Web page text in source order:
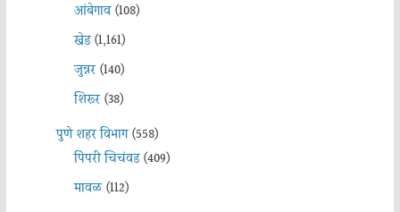
आंबेगाव(108)
खेड(1,161)
जुन्नर(140)
शिरूर(38)
पुणे शहर विभाग(558)
पिंपरी चिचंवड(409)
मावळ(112)